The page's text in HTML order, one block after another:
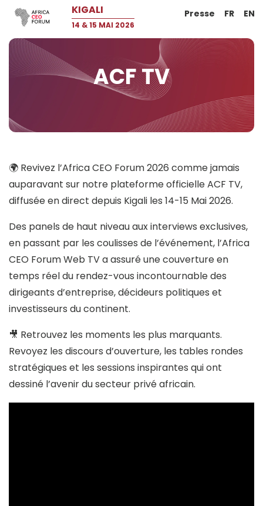
KIGALI
14 & 15 MAI 2026
Presse FR EN
ACF TV
🌍 Revivez l’Africa CEO Forum 2026 comme jamais
auparavant sur notre plateforme officielle ACF TV,
diffusée en direct depuis Kigali les 14-15 Mai 2026.
Des panels de haut niveau aux interviews exclusives,
en passant par les coulisses de l’événement, l’Africa
CEO Forum Web TV a assuré une couverture en
temps réel du rendez-vous incontournable des
dirigeants d’entreprise, décideurs politiques et
investisseurs du continent.
🎥 Retrouvez les moments les plus marquants.
Revoyez les discours d’ouverture, les tables rondes
stratégiques et les sessions inspirantes qui ont
dessiné l’avenir du secteur privé africain.